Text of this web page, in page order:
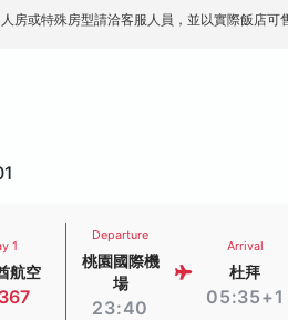
房或特殊房型請洽客服人員，並以實際飯店可
1
航空
Departure
桃園國際機
場
23:40
Arrival
杜拜
05:35+1